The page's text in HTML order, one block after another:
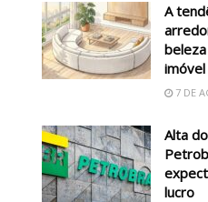
A
imóvel
7 DE
Alta
lucro